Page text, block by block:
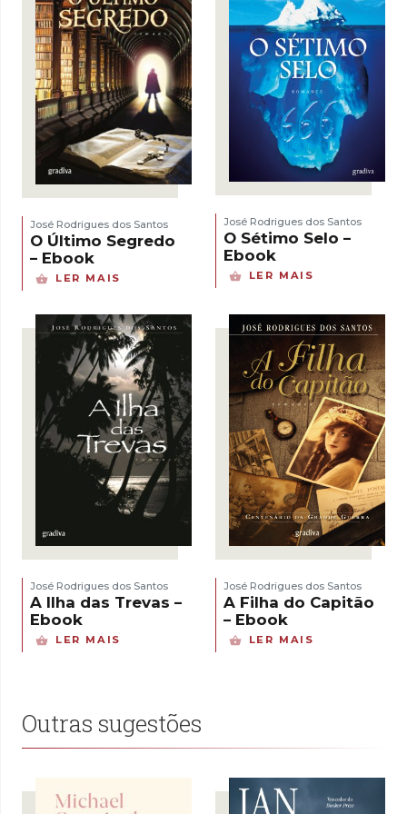
José Rodrigues dos Santos
O Último Segredo
– Ebook
LER MAIS
José Rodrigues dos Santos
O Sétimo Selo –
Ebook
LER MAIS
José Rodrigues dos Santos
A Ilha das Trevas –
Ebook
LER MAIS
José Rodrigues dos Santos
A Filha do Capitão
– Ebook
LER MAIS
Outras sugestões